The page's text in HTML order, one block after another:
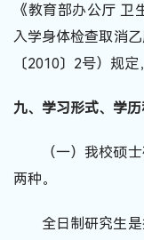
《教育部办公厅
入学身体检查取消
〔2010〕2号）规
九、学习形式、学
（一）我校硕
两种。
全日制研究生